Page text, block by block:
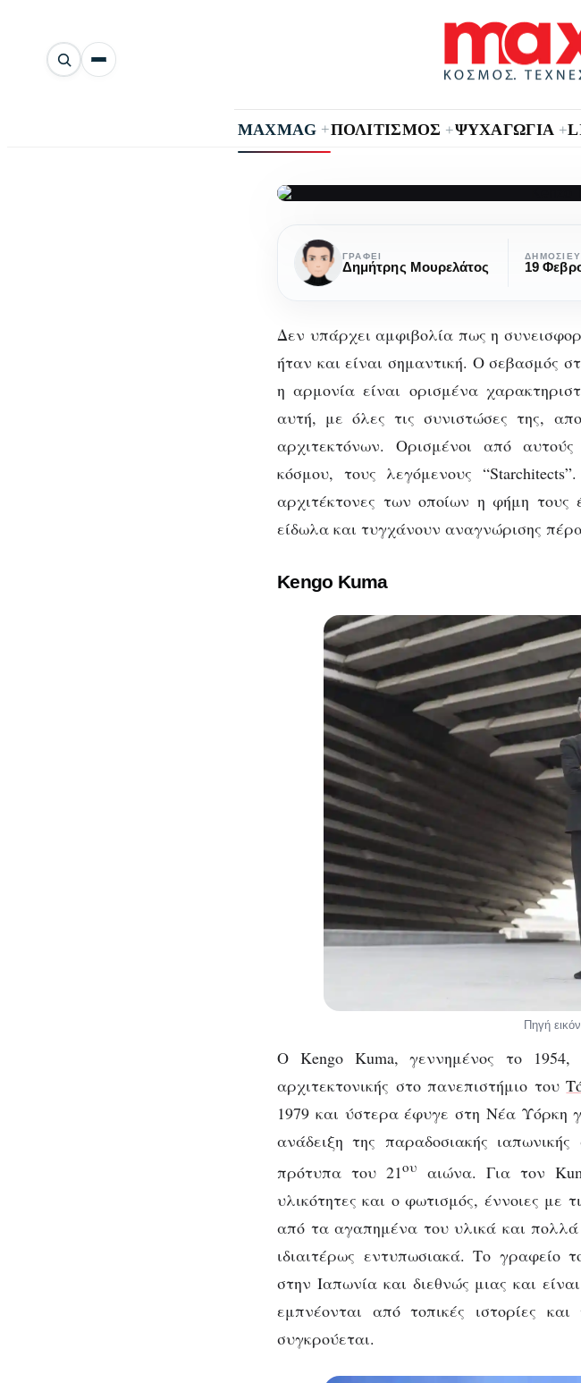
Αναζήτηση
άρθρων
MAXMAG +ΠΟΛΙΤΙΣΜΟΣ +ΨΥΧΑΓΩΓΙΑ +
Ιάπωνες
“Starchitects”
ΓΡΆΦΕΙ
Δημήτρης Μουρελάτος
Δεν υπάρχει αμφιβολία πως η
ήταν και είναι σημαντική. Ο σεβασμός
η αρμονία είναι ορισμένα
αυτή, με όλες τις συνιστώσες της,
αρχιτεκτόνων. Ορισμένοι από
κόσμου, τους λεγόμενους
αρχιτέκτονες των οποίων η φήμη τους
είδωλα και τυγχάνουν αναγνώρισης
Kengo Kuma
Πηγή
Ο Kengo Kuma, γεννημένος το 1954,
αρχιτεκτονικής στο πανεπιστήμιο του
1979 και ύστερα έφυγε στη Νέα Υόρκη
ανάδειξη της παραδοσιακής
πρότυπα του 21ου αιώνα. Για τον
υλικότητες και ο φωτισμός, έννοιες με
από τα αγαπημένα του υλικά και πολλά
ιδιαιτέρως εντυπωσιακά. Το γραφείο
στην Ιαπωνία και διεθνώς μιας και
εμπνέονται από τοπικές ιστορίες
συγκρούεται.